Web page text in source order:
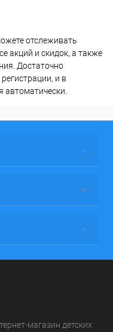
отслеживать
акций и скидок, а также
Достаточно
и в
автоматически.
магазин детских